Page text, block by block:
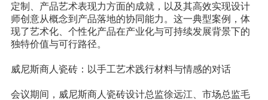
定制、产品艺术表现力方面的成就，以及其高效实现设计
师创意从概念到产品落地的协同能力。这一典型案例，体
现了艺术化、个性化产品在产业化与可持续发展背景下的
独特价值与可行路径。
威尼斯商人瓷砖：以手工艺术践行材料与情感的对话
会议期间，威尼斯商人瓷砖设计总监徐远江、市场总监毛